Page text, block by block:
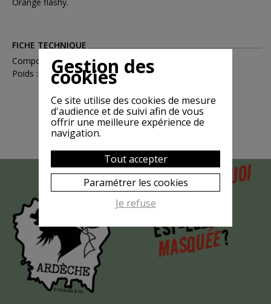
FICHE TECHNIQUE
Compositions : Coton
Poids : 0.15
MAISPOURQUOI
LA CHÈVRE
EST-ELLE
MASQUÉE?
Gestion des
cookies
Ce site utilise des cookies de mesure
d'audience et de suivi afin de vous
offrir une meilleure expérience de
navigation.
Tout accepter
Paramétrer les cookies
Je refuse